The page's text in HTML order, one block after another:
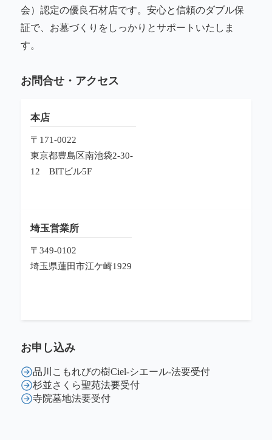
会）認定の優良石材店です。安心と信頼のダブル保
証で、お墓づくりをしっかりとサポートいたしま
す。
お問合せ・アクセス
本店
〒171-0022
東京都豊島区南池袋2-30-
12BITビル5F
埼玉営業所
〒349-0102
埼玉県蓮田市江ケ崎1929
お申し込み
品川こもれびの樹Ciel-シエール-法要受付
杉並さくら聖苑法要受付
寺院墓地法要受付